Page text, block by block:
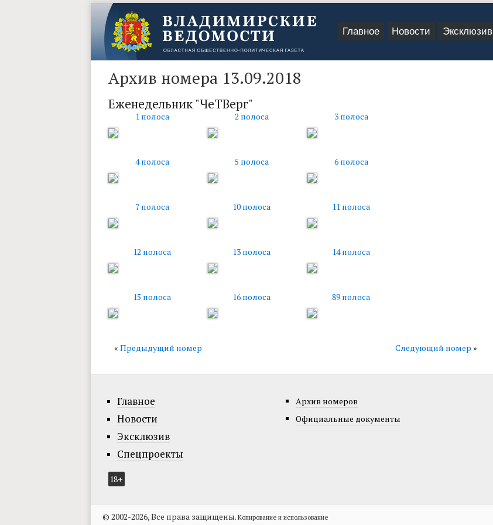
Главное Новости Эксклюзив
Архив номера 13.09.2018
Еженедельник "ЧеТВерг"
1 полоса 2 полоса 3 полоса
4 полоса 5 полоса 6 полоса
7 полоса 10 полоса 11 полоса
12 полоса 13 полоса 14 полоса
15 полоса 16 полоса 89 полоса
Следующий номер »
« Предыдущий номер
Главное
Новости
Эксклюзив
Спецпроекты
18+
Архив номеров
Официальные документы
© 2002-2026, Все права защищены. Копирование и использование